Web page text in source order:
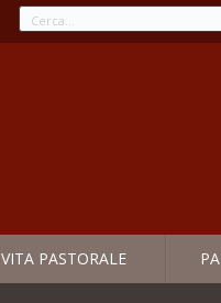
VITA PASTORALE